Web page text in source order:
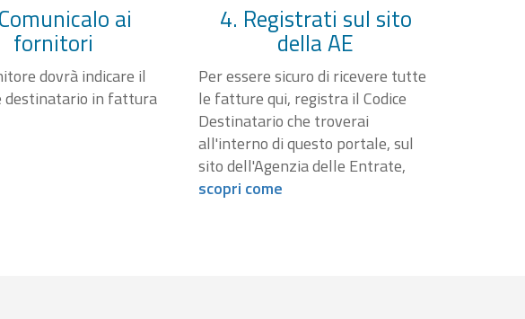
ai
fornitori
dovrà indicare il
destinatario in fattura
4. Registrati sul sito
della AE
Per essere sicuro di ricevere tutte
le fatture qui, registra il Codice
Destinatario che troverai
all'interno di questo portale, sul
sito dell'Agenzia delle Entrate,
scopri come